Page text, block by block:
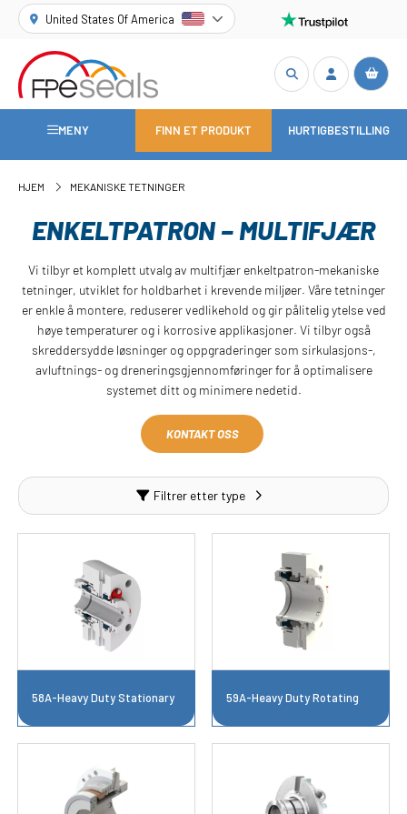
United States Of America
MENY FINN ET PRODUKT HURTIGBESTILLING
HJEM MEKANISKE TETNINGER
ENKELTPATRON – MULTIFJÆR
Vi tilbyr et komplett utvalg av multifjær enkeltpatron-mekaniske
tetninger, utviklet for holdbarhet i krevende miljøer. Våre tetninger
er enkle å montere, reduserer vedlikehold og gir pålitelig ytelse ved
høye temperaturer og i korrosive applikasjoner. Vi tilbyr også
skreddersydde løsninger og oppgraderinger som sirkulasjons-,
avluftnings- og dreneringsgjennomføringer for å optimalisere
systemet ditt og minimere nedetid.
KONTAKT OSS
Filtrer etter type
58A-Heavy Duty Stationary 59A-Heavy Duty Rotating